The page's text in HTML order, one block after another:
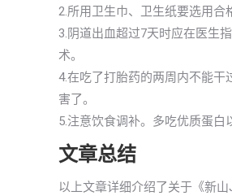
2.所用卫生巾、卫生纸要选用合
3.阴道出血超过7天时应在医生
术。
4.在吃了打胎药的两周内不能
害了。
5.注意饮食调补。多吃优质蛋白
文章总结
以上文章详细介绍了关于《新